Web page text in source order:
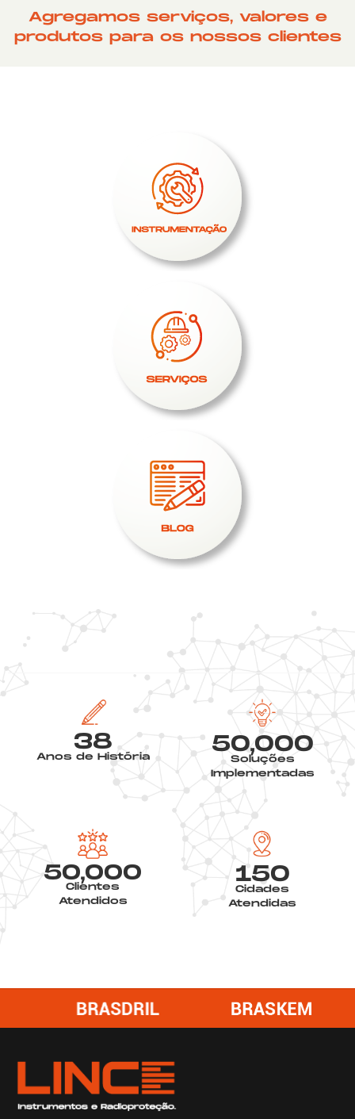
Agregamos serviços, valores e
produtos para os nossos clientes
38
Anos de História 50,000
Soluções
Implementadas
50,000
Clientes
Atendidos
150
Cidades
Atendidas